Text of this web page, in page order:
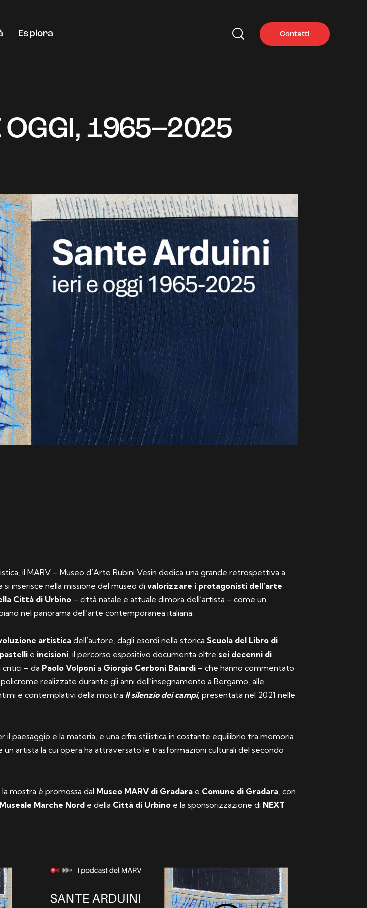
Esplora Contatti
OGGI, 1965–2025
il MARV – Museo d’Arte Rubini Vesin dedica una grande retrospettiva a
inserisce nella missione del museo di valorizzare i protagonisti dell’arte
Città di Urbino – città natale e attuale dimora dell’artista – come un
nel panorama dell’arte contemporanea italiana.
artisticadell’autore, dagli esordi nella storica Scuola del Libro di
pastelli e incisioni, il percorso espositivo documenta oltre sei decenni di
– da Paolo Volponi a Giorgio Cerboni Baiardi – che hanno commentato
realizzate durante gli anni dell’insegnamento a Bergamo, alle
e contemplativi della mostra Il silenzio dei campi, presentata nel 2021 nelle
paesaggio e la materia, e una cifra stilistica in costante equilibrio tra memoria
artista la cui opera ha attraversato le trasformazioni culturali del secondo
mostra è promossa dal Museo MARV di Gradara e Comune di Gradara, con
Marche Nord e della Città di Urbino e la sponsorizzazione di NEXT